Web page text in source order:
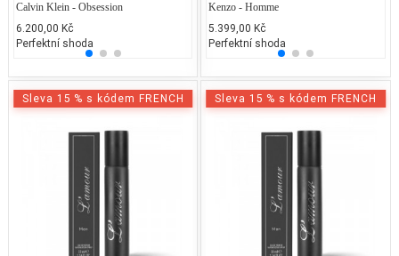
Calvin Klein - Obsession
6.200,00 Kč
Perfektní shoda
Jean Paul Gaultier - Classique
2.300,00 Kč
25% běžných vonných tónů
Kenzo - Homme
5.399,00 Kč
Perfektní shoda
Sleva 15 % s kódem FRENCH Sleva 15 % s kódem FRENCH